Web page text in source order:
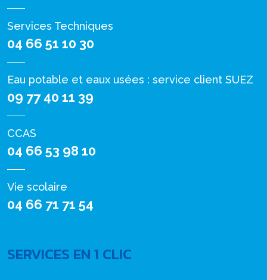
Services Techniques
04 66 51 10 30
Eau potable et eaux usées : service client SUEZ
09 77 40 11 39
CCAS
04 66 53 98 10
Vie scolaire
04 66 71 71 54
SERVICES EN 1 CLIC